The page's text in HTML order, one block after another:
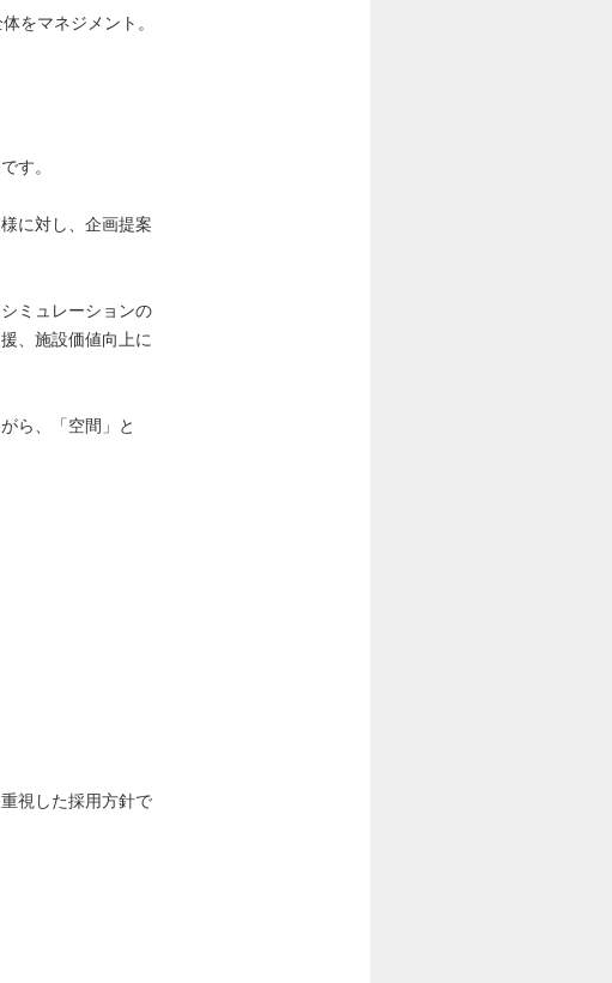
をマネジメント。
す。
に対し、企画提案
ミュレーションの
、施設価値向上に
ら、「空間」と
視した採用方針で